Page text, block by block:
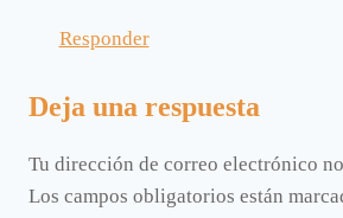
Responder
Deja una respuesta
Tu dirección de correo electrónico
Los campos obligatorios están